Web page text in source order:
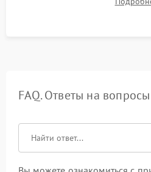
посторонних стуков и
FAQ. Ответы на вопросы